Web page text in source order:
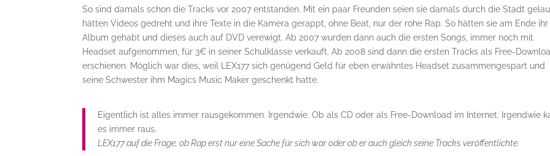
So sind damals schon die Tracks vor 2007 entstanden. Mit ein paar Freunden seien sie damals durch die Stadt
hätten Videos gedreht und ihre Texte in die Kamera gerappt, ohne Beat, nur der rohe Rap. So hätten sie am Ende ihr
Album gehabt und dieses auch auf DVD verewigt. Ab 2007 wurden dann auch die ersten Songs, immer noch mit
Headset aufgenommen, für 3€ in seiner Schulklasse verkauft. Ab 2008 sind dann die ersten Tracks als Free-
erschienen. Möglich war dies, weil LEX177 sich genügend Geld für eben erwähntes Headset zusammengespart und
seine Schwester ihm Magics Music Maker geschenkt hatte.
Eigentlich ist alles immer rausgekommen. Irgendwie. Ob als CD oder als Free-Download im Internet. Irgendwie
es immer raus.
LEX177 auf die Frage, ob Rap erst nur eine Sache für sich war oder ob er auch gleich seine Tracks veröffentlichte.